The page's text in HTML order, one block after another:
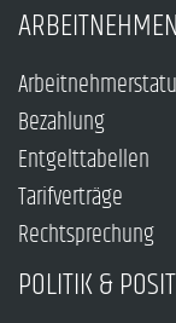
Bezahlung
Entgelttabellen
Tarifverträge
Rechtsprechung
POLITIK &